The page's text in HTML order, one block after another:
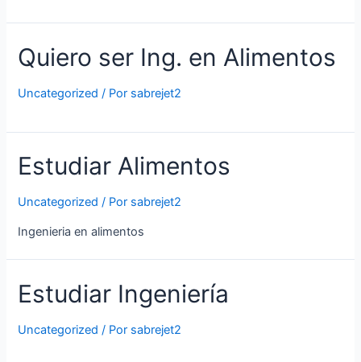
Quiero ser Ing. en Alimentos
Uncategorized / Por sabrejet2
Estudiar Alimentos
Uncategorized / Por sabrejet2
Ingenieria en alimentos
Estudiar Ingeniería
Uncategorized / Por sabrejet2